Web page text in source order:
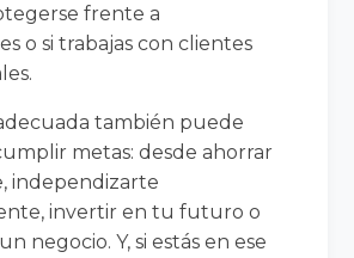
frente a
o si trabajas con clientes
también puede
metas: desde ahorrar
independizarte
invertir en tu futuro o
negocio. Y, si estás en ese